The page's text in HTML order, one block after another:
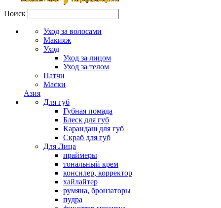
Поиск
Уход за волосами
Макияж
Уход
Уход за лицом
Уход за телом
Патчи
Маски
Азия
Для губ
Губная помада
Блеск для губ
Карандаш для губ
Скраб для губ
Для Лица
праймеры
тональный крем
консилер, корректор
хайлайтер
румяна, бронзаторы
пудра